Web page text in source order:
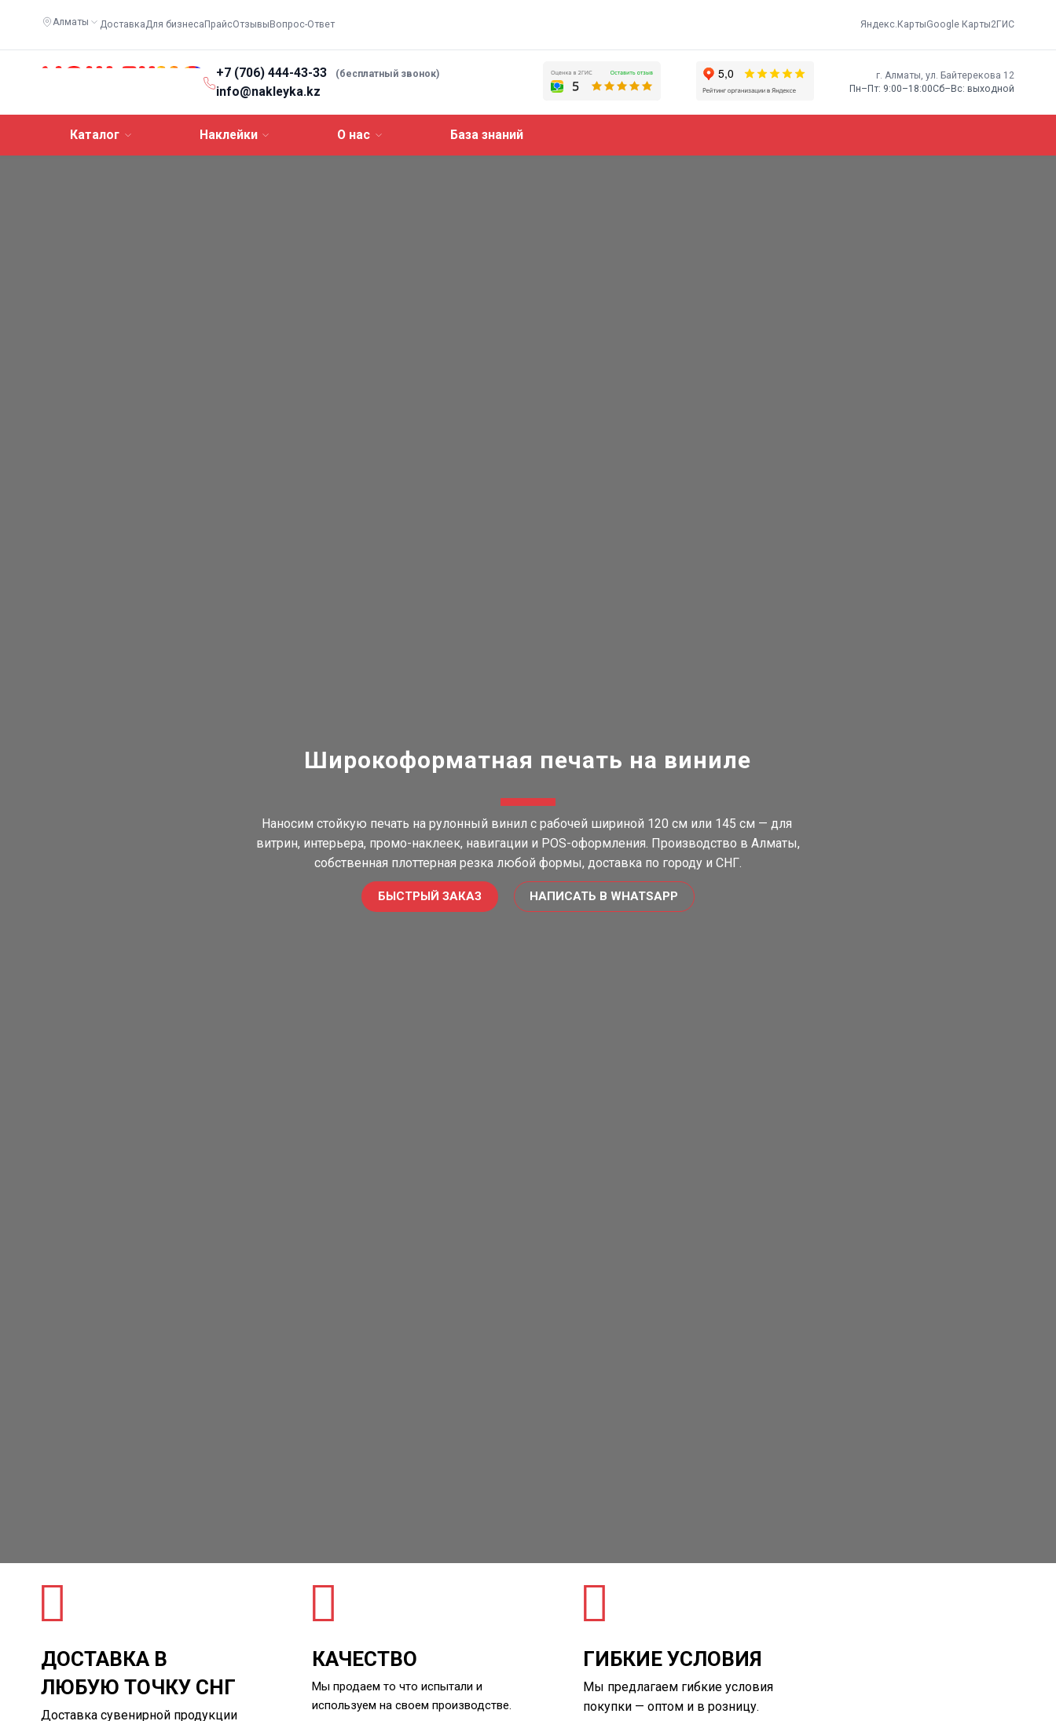
Алматы ДоставкаДля бизнеса ПрайсОтзывы Вопрос-Ответ Яндекс.КартыGoogle Карты2ГИС
+7 (706) 444-43-33 (бесплатный звонок)
info@nakleyka.kz
г. Алматы, ​ул. Байтерекова 12
Пн–Пт: 9:00–18:00Сб–Вс: выходной
Каталог Наклейки О нас База знаний
Широкоформатная печать на виниле
Наносим стойкую печать на рулонный винил с рабочей шириной 120 см или 145 см — для
витрин, интерьера, промо-наклеек, навигации и POS-оформления. Производство в Алматы,
собственная плоттерная резка любой формы, доставка по городу и СНГ.
БЫСТРЫЙ ЗАКАЗ НАПИСАТЬ В WHATSAPP
ДОСТАВКА В
ЛЮБУЮ ТОЧКУ СНГ
Доставка сувенирной продукции
КАЧЕСТВО
Мы продаем то что испытали и
используем на своем производстве.
ГИБКИЕ УСЛОВИЯ
Мы предлагаем гибкие условия
покупки — оптом и в розницу.